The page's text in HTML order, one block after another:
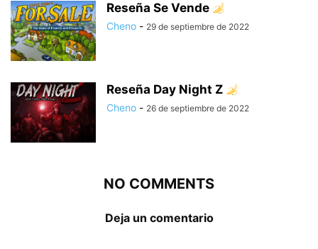
Reseña Se Vende
Cheno - 29 de septiembre de 2022
Reseña Day Night Z
Cheno - 26 de septiembre de 2022
NO COMMENTS
Deja un comentario